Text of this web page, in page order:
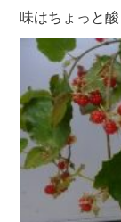
味はちょっと